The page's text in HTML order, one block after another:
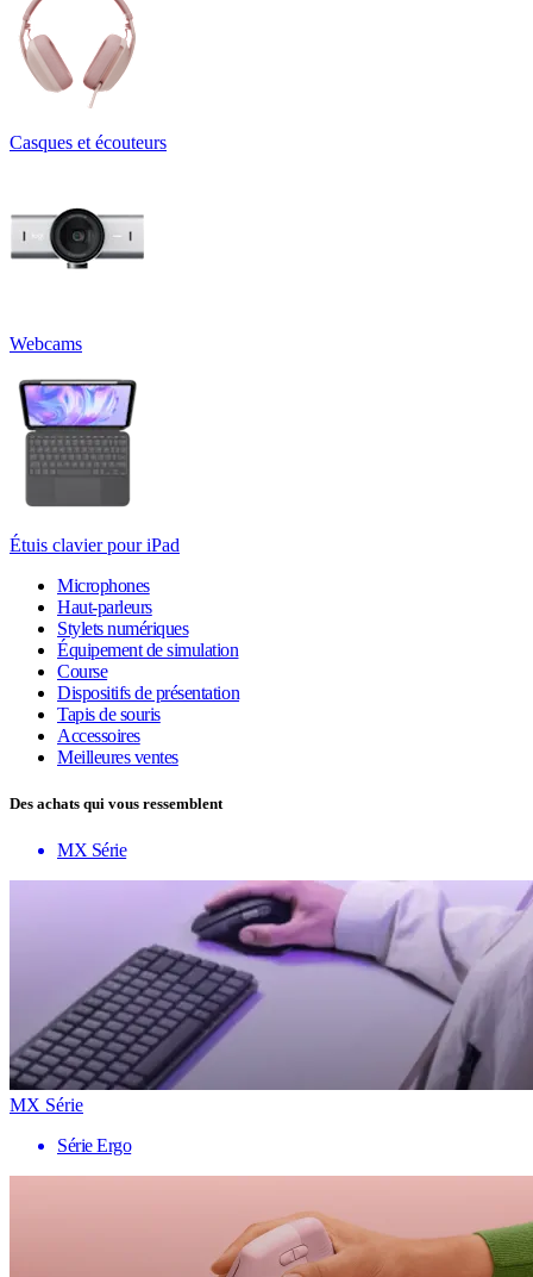
Casques et écouteurs
Webcams
Étuis clavier pour iPad
Microphones
Haut-parleurs
Stylets numériques
Équipement de simulation
Course
Dispositifs de présentation
Tapis de souris
Accessoires
Meilleures ventes
Des achats qui vous ressemblent
MX Série
MX Série
Série Ergo